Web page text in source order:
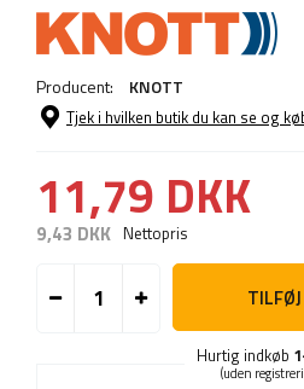
Producent: KNOTT
Tjek i hvilken butik du kan se og
11,79 DKK
9,43 DKK Nettopris
Hurtig indkøb
(uden